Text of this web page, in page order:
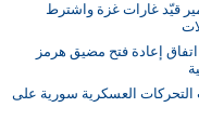
قيّد غارات غزة واشترط
إعادة فتح مضيق هرمز
العسكرية سورية على